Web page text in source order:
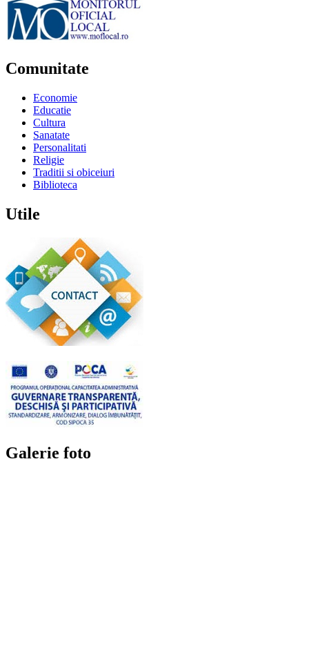
Comunitate
Economie
Educatie
Cultura
Sanatate
Personalitati
Religie
Traditii si obiceiuri
Biblioteca
Utile
Galerie foto